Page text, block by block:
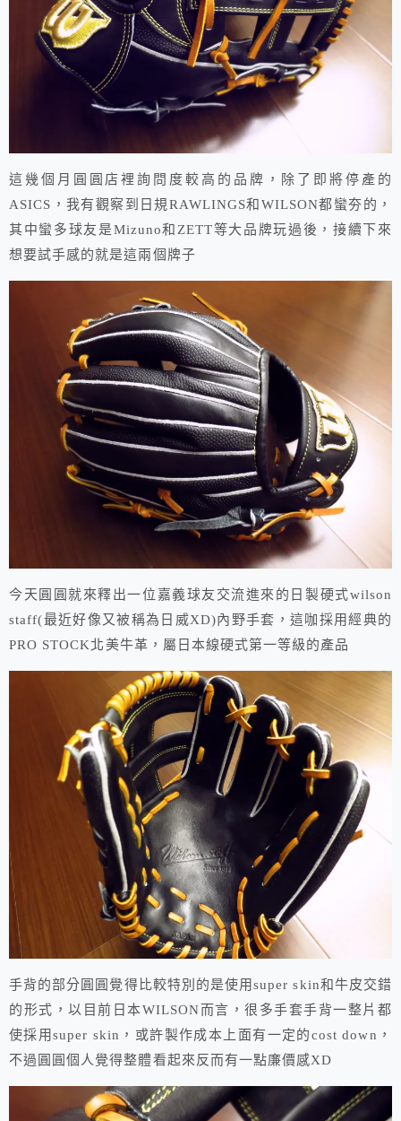
這幾個月圓圓店裡詢問度較高的品牌，除了即將停產的
ASICS，我有觀察到日規RAWLINGS和WILSON都蠻夯的，
其中蠻多球友是Mizuno和ZETT等大品牌玩過後，接續下來
想要試手感的就是這兩個牌子
今天圓圓就來釋出一位嘉義球友交流進來的日製硬式wilson
staff(最近好像又被稱為日威XD)內野手套，這咖採用經典的
PRO STOCK北美牛革，屬日本線硬式第一等級的產品
手背的部分圓圓覺得比較特別的是使用super skin和牛皮交錯
的形式，以目前日本WILSON而言，很多手套手背一整片都
使採用super skin，或許製作成本上面有一定的cost down，
不過圓圓個人覺得整體看起來反而有一點廉價感XD